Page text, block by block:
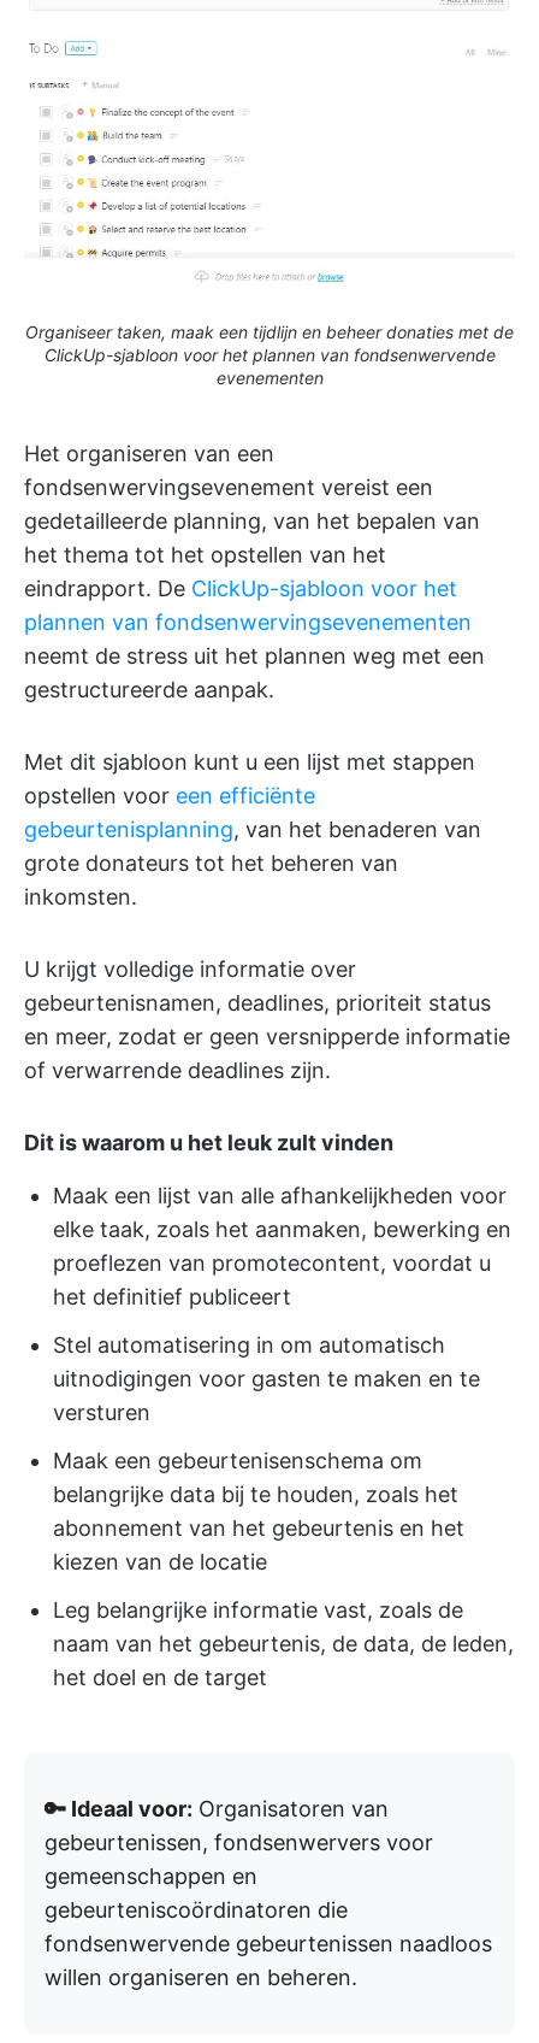
Organiseer taken, maak een tijdlijn en beheer donaties met de
ClickUp-sjabloon voor het plannen van fondsenwervende
evenementen
Het organiseren van een
fondsenwervingsevenement vereist een
gedetailleerde planning, van het bepalen van
het thema tot het opstellen van het
eindrapport. De ClickUp-sjabloon voor het
plannen van fondsenwervingsevenementen
neemt de stress uit het plannen weg met een
gestructureerde aanpak.
Met dit sjabloon kunt u een lijst met stappen
opstellen voor een efficiënte
gebeurtenisplanning, van het benaderen van
grote donateurs tot het beheren van
inkomsten.
U krijgt volledige informatie over
gebeurtenisnamen, deadlines, prioriteit status
en meer, zodat er geen versnipperde informatie
of verwarrende deadlines zijn.
Dit is waarom u het leuk zult vinden
Maak een lijst van alle afhankelijkheden voor
elke taak, zoals het aanmaken, bewerking en
proeflezen van promotecontent, voordat u
het definitief publiceert
Stel automatisering in om automatisch
uitnodigingen voor gasten te maken en te
versturen
Maak een gebeurtenisenschema om
belangrijke data bij te houden, zoals het
abonnement van het gebeurtenis en het
kiezen van de locatie
Leg belangrijke informatie vast, zoals de
naam van het gebeurtenis, de data, de leden,
het doel en de target
🔑 Ideaal voor: Organisatoren van
gebeurtenissen, fondsenwervers voor
gemeenschappen en
gebeurteniscoördinatoren die
fondsenwervende gebeurtenissen naadloos
willen organiseren en beheren.